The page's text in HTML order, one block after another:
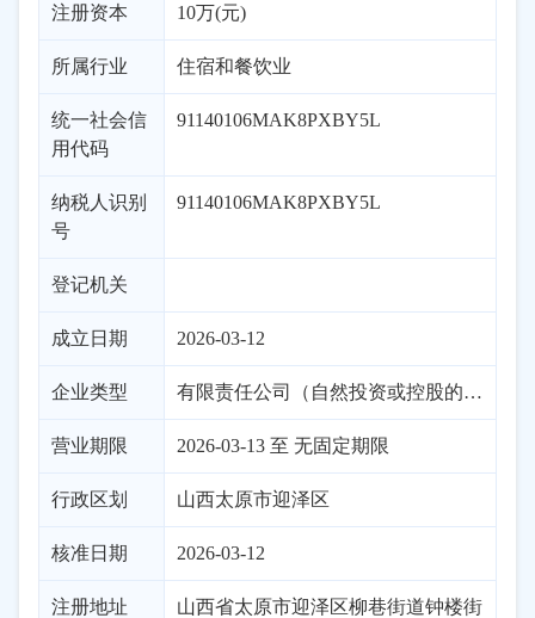
注册资本 10万(元)
所属行业 住宿和餐饮业
统一社会信
用代码
91140106MAK8PXBY5L
纳税人识别
号
91140106MAK8PXBY5L
登记机关
成立日期 2026-03-12
企业类型 有限责任公司（自然投资或控股的法独资）
营业期限 2026-03-13 至 无固定期限
行政区划 山西太原市迎泽区
核准日期 2026-03-12
注册地址
山西省太原市迎泽区柳巷街道钟楼街